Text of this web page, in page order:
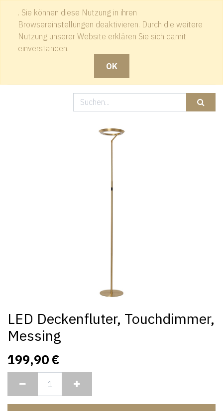
. Sie können diese Nutzung in ihren
Browsereinstellungen deaktivieren. Durch die weitere
Nutzung unserer Website erklären Sie sich damit
einverstanden.
OK
Kontakt
LED Deckenfluter, Touchdimmer,
Messing
199,90 €